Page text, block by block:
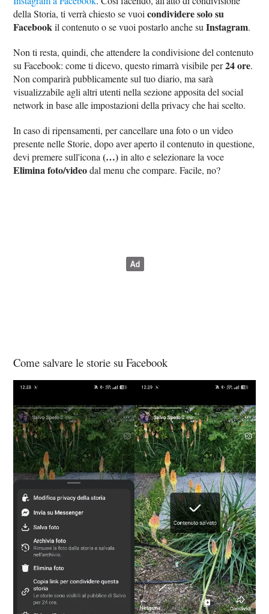
della Storia, ti verrà chiesto se vuoicondividere solo su
Facebookil contenuto o se vuoi postarlo anche suInstagram.
Non ti resta, quindi, che attendere la condivisione del contenuto
su Facebook: come ti dicevo, questo rimarrà visibile per24 ore.
Non comparirà pubblicamente sul tuo diario, ma sarà
visualizzabile agli altri utenti nella sezione apposita del social
network in base alle impostazioni della privacy che hai scelto.
In caso di ripensamenti, per cancellare una foto o un video
presente nelle Storie, dopo aver aperto il contenuto in questione,
devi premere sull'icona(…)in alto e selezionare la voce
Elimina foto/videodal menu che compare. Facile, no?
Come salvare le storie su Facebook